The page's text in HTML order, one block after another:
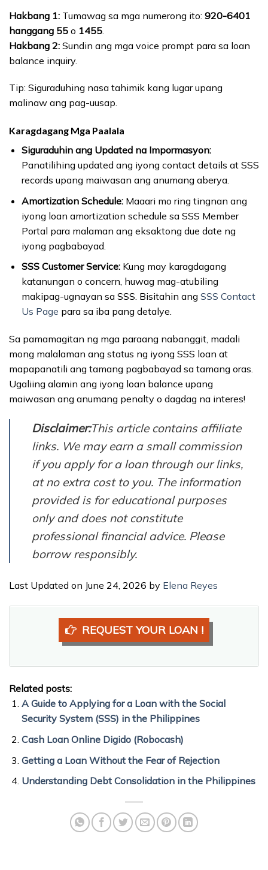
Hakbang 1: Tumawag sa mga numerong ito: 920-6401
hanggang 55 o 1455
Hakbang 2: Sundin ang mga voice prompt para sa loan
balance inquiry.
Tip: Siguraduhing nasa tahimik kang lugar upang
malinaw ang pag-uusap.
Karagdagang Mga Paalala
Siguraduhin ang Updated na Impormasyon:
Panatilihing updated ang iyong contact details at SSS
records upang maiwasan ang anumang aberya.
Amortization Schedule:Maaari mo ring tingnan ang
iyong loan amortization schedule sa SSS Member
Portal para malaman ang eksaktong due date ng
iyong pagbabayad.
SSS Customer Service:Kung may karagdagang
katanungan o concern, huwag mag-atubiling
makipag-ugnayan sa SSS. Bisitahin ang SSS Contact
Us Page para sa iba pang detalye.
Sa pamamagitan ng mga paraang nabanggit, madali
mong malalaman ang status ng iyong SSS loan at
mapapanatili ang tamang pagbabayad sa tamang oras.
Ugaliing alamin ang iyong loan balance upang
maiwasan ang anumang penalty o dagdag na interes!
Disclaimer:This article contains affiliate
links. We may earn a small commission
if you apply for a loan through our links,
at no extra cost to you. The information
provided is for educational purposes
only and does not constitute
professional financial advice. Please
borrow responsibly.
Last Updated on June 24, 2026 by Elena Reyes
REQUEST YOUR LOAN !
Related posts:
A Guide to Applying for a Loan with the Social
Security System (SSS) in the Philippines
Cash Loan Online Digido (Robocash)
Getting a Loan Without the Fear of Rejection
Understanding Debt Consolidation in the Philippines